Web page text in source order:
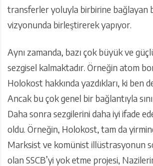
transferler yoluyla birbirine bağlayan
vizyonunda birleştirerek yapıyor.
Aynı zamanda, bazı çok büyük ve
sezgisel kalmaktadır. Örneğin atom
Holokost hakkında yazdıkları, ki ben
Ancak bu çok genel bir bağlantıyla
Daha sonra sezgilerini daha iyi ifade
oldu. Örneğin, Holokost, tam da
Marksist ve komünist illüstrasyonun
olan SSCB’yi yok etme projesi,